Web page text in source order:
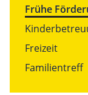
Frühe
Freizeit
Familientreff